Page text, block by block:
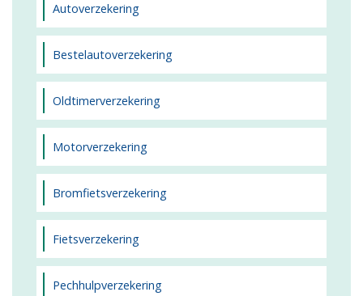
Autoverzekering
Bestelautoverzekering
Oldtimerverzekering
Motorverzekering
Bromfietsverzekering
Fietsverzekering
Pechhulpverzekering